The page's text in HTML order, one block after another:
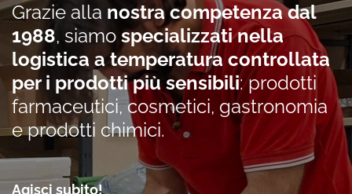
Grazie alla nostra competenza dal
1988, siamo specializzati nella
logistica a temperatura controllata
per i prodotti più sensibili: prodotti
farmaceutici, cosmetici, gastronomia
e prodotti chimici.
Agisci subito!